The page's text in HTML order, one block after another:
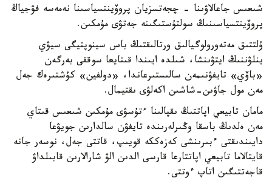
شىعىس جاعالاۋىنا - چجەتسزيان پروۆينتسياسىنا نەمەسە فۋجياڭ
پروۆينتسياسىنىڭ سولتۇستىگىنە جەتۋى مۇمكىن.
ۇلتتىق مەتەورولوگيالىق ورتالىقتىڭ باس سينوپتيگى سيۋي
ينلۋننىڭ ايتۋىنشا، شىلدە ايىندا قىتايعا سوققى بەرگەن
«باۆي» تايفۋنىمەن سالىستىرعاندا، «دولفين» كۇشتىرەك جەل
مەن مول جاۋىن-شاشىن اكەلۋى ىقتيمال.
مامان تابيعي اپاتتىڭ ىقپالىنا ءتۇسۋى مۇمكىن شىعىس قىتاي
مەن ەلدىڭ باسقا وڭىرلەرىندە تايفۋن سالدارىن جويۋعا
دايىندىقتى ءبىرىنشى كەزەككە قويىپ، قاتتى جەل، نوسەر جانە
قايتالاما تابيعي اپاتتارعا قارسى الدىن الۋ شارالارىن قابىلداۋ
قاجەتتىگىن اتاپ ءوتتى.